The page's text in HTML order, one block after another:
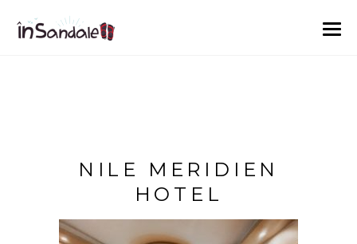
NILE MERIDIEN
HOTEL